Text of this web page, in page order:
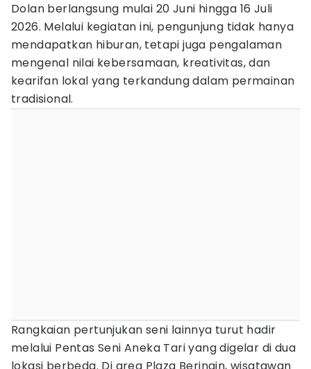
Dolan berlangsung mulai 20 Juni hingga 16 Juli
2026. Melalui kegiatan ini, pengunjung tidak hanya
mendapatkan hiburan, tetapi juga pengalaman
mengenal nilai kebersamaan, kreativitas, dan
kearifan lokal yang terkandung dalam permainan
tradisional.
Rangkaian pertunjukan seni lainnya turut hadir
melalui Pentas Seni Aneka Tari yang digelar di dua